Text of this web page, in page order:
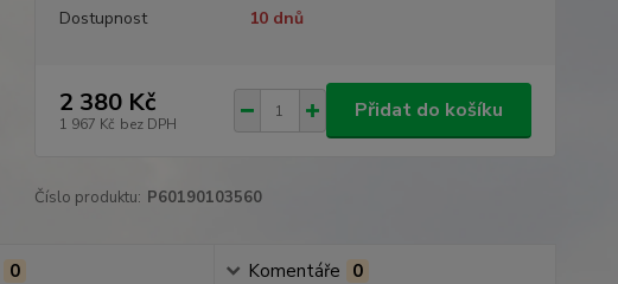
Dostupnost 10 dnů
2 380 Kč
1 967 Kč bez DPH
Přidat do košíku
Číslo produktu: P60190103560
0 Komentáře 0